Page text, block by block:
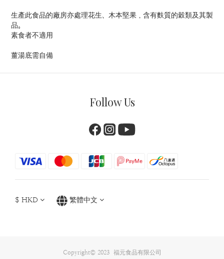
生產此食品的廠房亦處理花生、木本堅果，含有麩質的穀類及其製
品。
素食者不適用
薑湯底需自備
Follow Us
$ HKD 繁體中文
Copyright© 2023 福元食品有限公司